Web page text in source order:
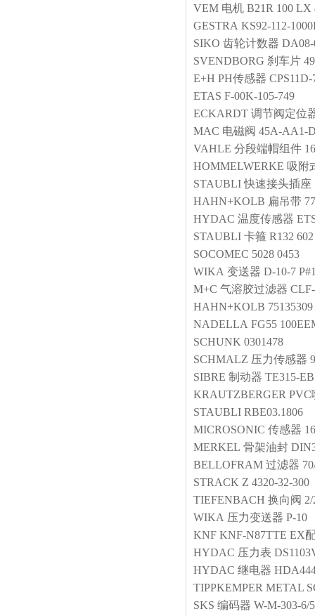
VEM 电机 B21R 100 LX
GESTRA KS92-112-
SIKO 齿轮计数器 DA08-
SVENDBORG 刹车片
E+H PH传感器
ETAS F‑00K‑105‑749
ECKARDT 调节阀定位
MAC 电磁阀 45A-AA1-
VAHLE 分段端帽组件
HOMMELWERKE 吸附
STAUBLI 快速接头插座
HAHN+KOLB 扁吊带
HYDAC 温度传感器
STAUBLI 卡箍 R132
SOCOMEC 5028 0453
WIKA 变送器 D-10-7
M+C 气溶胶过滤器
HAHN+KOLB 75135309
NADELLA FG55
SCHUNK 0301478
SCHMALZ 压力传感器
SIBRE 制动器 TE315-
KRAUTZBERGER PVC
STAUBLI RBE03.1806
MICROSONIC 传感器
MERKEL 骨架油封
BELLOFRAM 过滤器
STRACK Z 4320-32-300
TIEFENBACH 换向阀
WIKA 压力变送器 P-10
KNF KNF-N87TTE EX
HYDAC 压力表
HYDAC 继电器
TIPPKEMPER METAL
SKS 编码器 W-M-303-6/